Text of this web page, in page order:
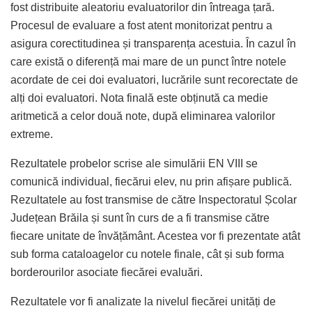
fost distribuite aleatoriu evaluatorilor din întreaga țară.
Procesul de evaluare a fost atent monitorizat pentru a
asigura corectitudinea și transparența acestuia. În cazul în
care există o diferență mai mare de un punct între notele
acordate de cei doi evaluatori, lucrările sunt recorectate de
alți doi evaluatori. Nota finală este obținută ca medie
aritmetică a celor două note, după eliminarea valorilor
extreme.
Rezultatele probelor scrise ale simulării EN VIII se
comunică individual, fiecărui elev, nu prin afișare publică.
Rezultatele au fost transmise de către Inspectoratul Școlar
Județean Brăila și sunt în curs de a fi transmise către
fiecare unitate de învățământ. Acestea vor fi prezentate atât
sub forma cataloagelor cu notele finale, cât și sub forma
borderourilor asociate fiecărei evaluări.
Rezultatele vor fi analizate la nivelul fiecărei unități de